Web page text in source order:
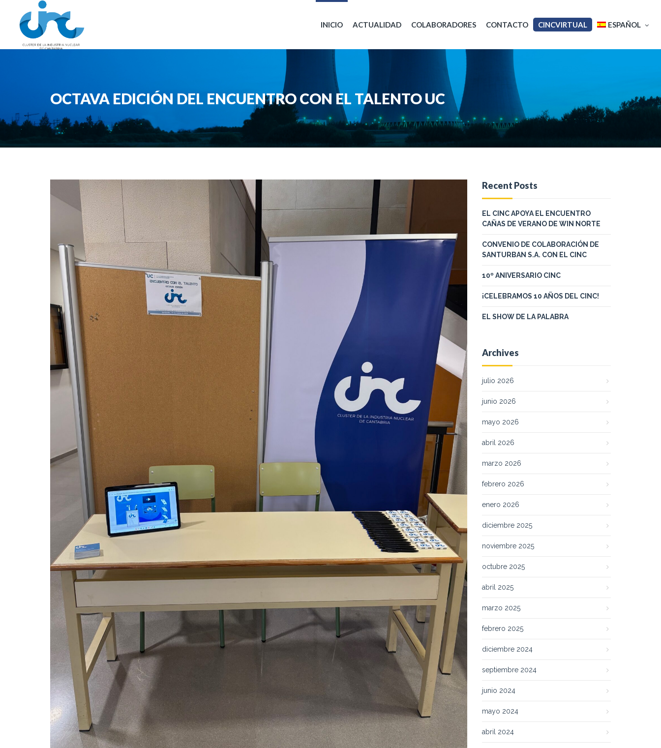
INICIO ACTUALIDAD COLABORADORES CONTACTO CINCVIRTUAL ESPAÑOL
Français
OCTAVA EDICIÓN DEL ENCUENTRO CON EL TALENTO UC
Recent Posts
EL CINC APOYA EL ENCUENTRO
CAÑAS DE VERANO DE WIN NORTE
CONVENIO DE COLABORACIÓN DE
SANTURBAN S.A. CON EL CINC
10º ANIVERSARIO CINC
¡CELEBRAMOS 10 AÑOS DEL CINC!
EL SHOW DE LA PALABRA
Archives
julio 2026
junio 2026
mayo 2026
abril 2026
marzo 2026
febrero 2026
enero 2026
diciembre 2025
noviembre 2025
octubre 2025
abril 2025
marzo 2025
febrero 2025
diciembre 2024
septiembre 2024
junio 2024
mayo 2024
abril 2024